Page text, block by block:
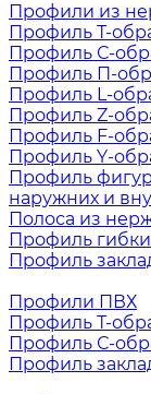
Профили из
Профиль Т-
Профиль С-
Профиль П-
Профиль L-
Профиль Z-
Профиль F-
Профиль Y-
Профиль
наружних и
Полоса из
Профиль
Профиль
Профили ПВХ
Профиль Т-
Профиль С-
Профиль